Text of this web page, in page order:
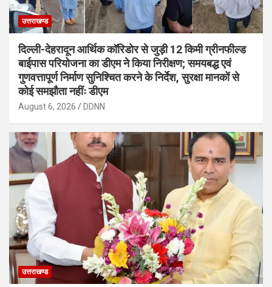
उत्तराखण्ड
दिल्ली-देहरादून आर्थिक कॉरिडोर से जुड़ी 12 किमी ग्रीनफील्ड
बाईपास परियोजना का डीएम ने किया निरीक्षण; समयबद्ध एवं
गुणवत्तापूर्ण निर्माण सुनिश्चित करने के निर्देश, सुरक्षा मानकों से
कोई समझौता नहींः डीएम
August 6, 2026 DDNN
उत्तराखण्ड